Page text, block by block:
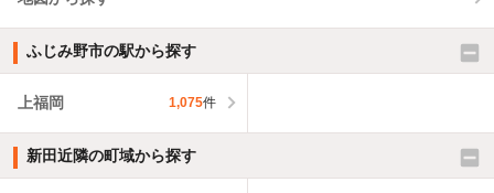
ふじみ野市の駅から探す
上福岡 1,075件
新田近隣の町域から探す